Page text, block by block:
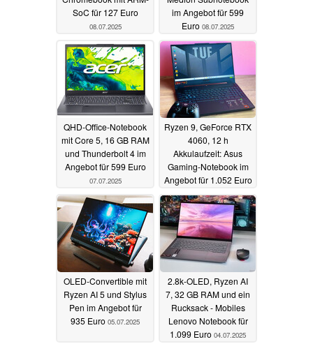
SoC für 127 Euro
08.07.2025
im Angebot für 599
Euro 08.07.2025
QHD-Office-Notebook
mit Core 5, 16 GB RAM
und Thunderbolt 4 im
Angebot für 599 Euro
07.07.2025
Ryzen 9, GeForce RTX
4060, 12 h
Akkulaufzeit: Asus
Gaming-Notebook im
Angebot für 1.052 Euro
06.07.2025
OLED-Convertible mit
Ryzen AI 5 und Stylus
Pen im Angebot für
935 Euro 05.07.2025
2.8k-OLED, Ryzen AI
7, 32 GB RAM und ein
Rucksack - Mobiles
Lenovo Notebook für
1.099 Euro 04.07.2025